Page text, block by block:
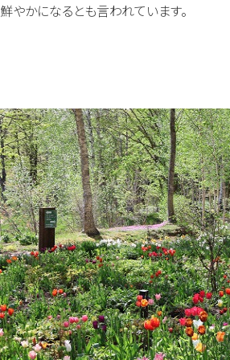
鮮やかになるとも言われています。